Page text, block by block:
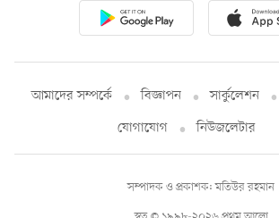
আমাদের সম্পর্কে বিজ্ঞাপন সার্কুলেশন
যোগাযোগ
নিউজলেটার
সম্পাদক ও প্রকাশক: মতিউর রহমান